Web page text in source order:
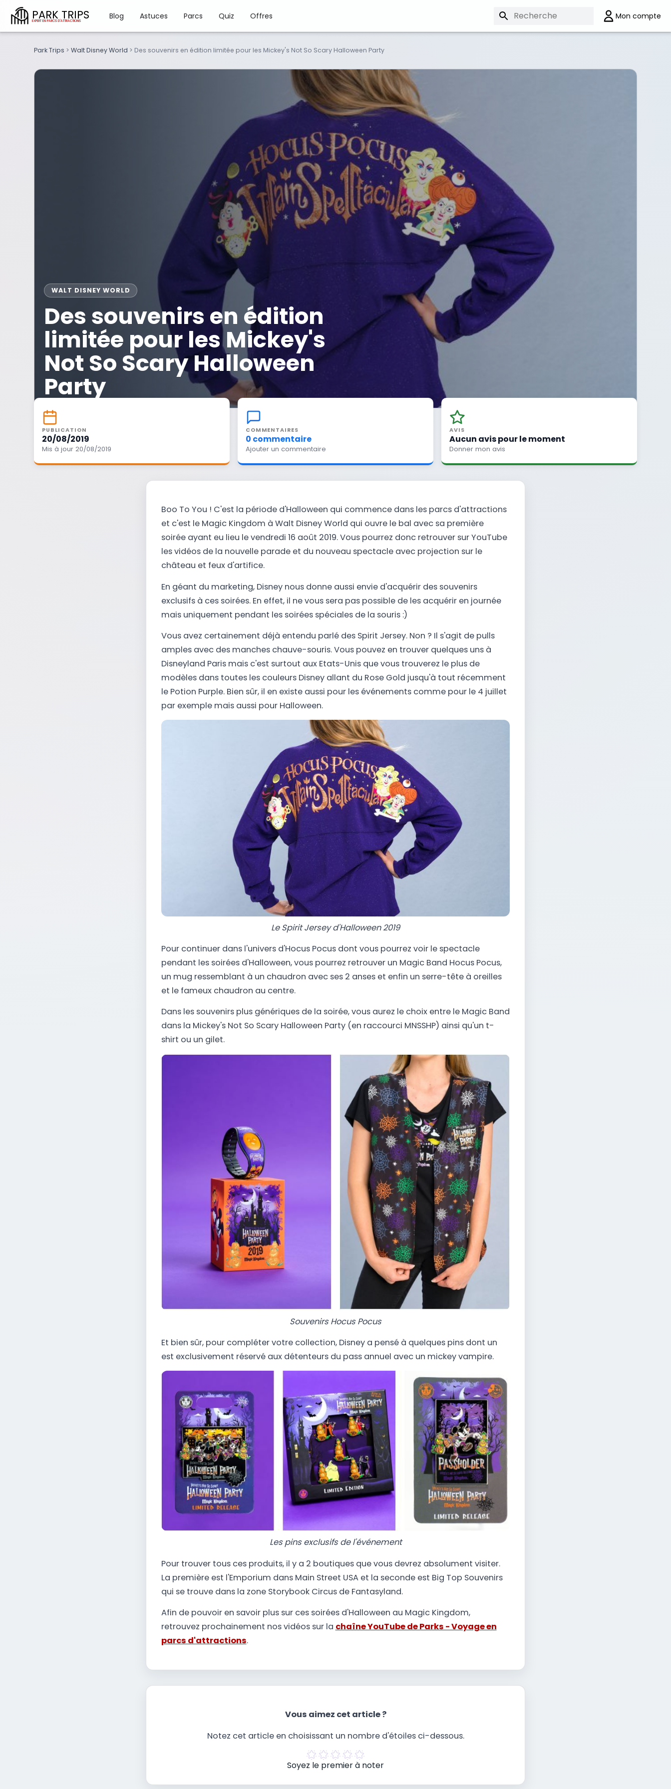
PARK TRIPS Blog Astuces Parcs Quiz Offres
Park Trips > Walt Disney World > Des souvenirs en édition limitée pour les Mickey's Not So Scary Halloween Party
WALT DISNEY WORLD
Des souvenirs en édition
limitée pour les Mickey's
Not So Scary Halloween
Party
PUBLICATION
20/08/2019
Mis à jour 20/08/2019
COMMENTAIRES
0 commentaire
Ajouter un commentaire
AVIS
Aucun avis pour le moment
Donner mon avis
Boo To You ! C'est la période d'Halloween qui commence dans les parcs d'attractions
et c'est le Magic Kingdom à Walt Disney World qui ouvre le bal avec sa première
soirée ayant eu lieu le vendredi 16 août 2019. Vous pourrez donc retrouver sur YouTube
les vidéos de la nouvelle parade et du nouveau spectacle avec projection sur le
château et feux d'artifice.
En géant du marketing, Disney nous donne aussi envie d'acquérir des souvenirs
exclusifs à ces soirées. En effet, il ne vous sera pas possible de les acquérir en journée
mais uniquement pendant les soirées spéciales de la souris :)
Vous avez certainement déjà entendu parlé des Spirit Jersey. Non ? Il s'agit de pulls
amples avec des manches chauve-souris. Vous pouvez en trouver quelques uns à
Disneyland Paris mais c'est surtout aux Etats-Unis que vous trouverez le plus de
modèles dans toutes les couleurs Disney allant du Rose Gold jusqu'à tout récemment
le Potion Purple. Bien sûr, il en existe aussi pour les événements comme pour le 4 juillet
par exemple mais aussi pour Halloween.
Le Spirit Jersey d'Halloween 2019
Pour continuer dans l'univers d'Hocus Pocus dont vous pourrez voir le spectacle
pendant les soirées d'Halloween, vous pourrez retrouver un Magic Band Hocus Pocus,
un mug ressemblant à un chaudron avec ses 2 anses et enfin un serre-tête à oreilles
et le fameux chaudron au centre.
Dans les souvenirs plus génériques de la soirée, vous aurez le choix entre le Magic Band
dans la Mickey's Not So Scary Halloween Party (en raccourci MNSSHP) ainsi qu'un t-
shirt ou un gilet.
Souvenirs Hocus Pocus
Et bien sûr, pour compléter votre collection, Disney a pensé à quelques pins dont un
est exclusivement réservé aux détenteurs du pass annuel avec un mickey vampire.
Les pins exclusifs de l'événement
Pour trouver tous ces produits, il y a 2 boutiques que vous devrez absolument visiter.
La première est l'Emporium dans Main Street USA et la seconde est Big Top Souvenirs
qui se trouve dans la zone Storybook Circus de Fantasyland.
Afin de pouvoir en savoir plus sur ces soirées d'Halloween au Magic Kingdom,
retrouvez prochainement nos vidéos sur la chaîne YouTube de Parks - Voyage en
parcs d'attractions.
Vous aimez cet article ?
Notez cet article en choisissant un nombre d'étoiles ci-dessous.
Soyez le premier à noter